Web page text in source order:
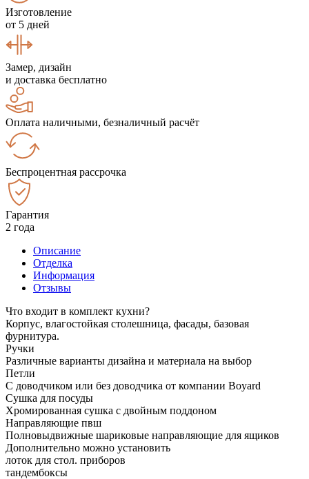
Изготовление
от 5 дней
Замер, дизайн
и доставка бесплатно
Оплата наличными, безналичный расчёт
Беспроцентная рассрочка
Гарантия
2 года
Описание
Отделка
Информация
Отзывы
Что входит в комплект кухни?
Корпус, влагостойкая столешница, фасады, базовая
фурнитура.
Ручки
Различные варианты дизайна и материала на выбор
Петли
С доводчиком или без доводчика от компании Boyard
Сушка для посуды
Хромированная сушка с двойным поддоном
Направляющие пвш
Полновыдвижные шариковые направляющие для ящиков
Дополнительно можно установить
лоток для стол. приборов
тандембоксы